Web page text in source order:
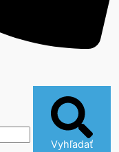
Vyhľadať